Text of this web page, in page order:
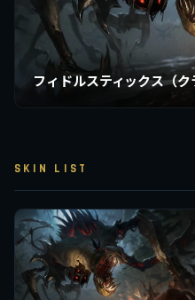
フィドルスティックス（
SKIN LIST